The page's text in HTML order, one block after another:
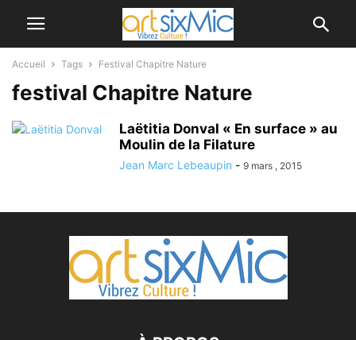
Accueil Tags Festival Chapitre Nature
festival Chapitre Nature
Laëtitia Donval « En surface » au
Moulin de la Filature
Jean Marc Lebeaupin - 9 mars , 2015